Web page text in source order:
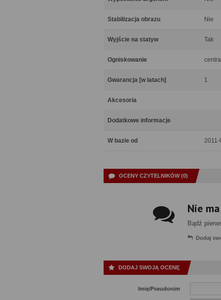
Stabilizacja obrazu Nie
Wyjście na statyw Tak
Ogniskowanie
Gwarancja [w latach] 1
Akcesoria
Dodatkowe informacje
W bazie od
OCENY CZYTELNIKÓW (0)
Nie
Bądź
Dodaj
DODAJ SWOJĄ OCENĘ
Imię/Pseudonim